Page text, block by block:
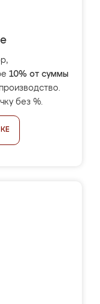
10% от суммы
без %.